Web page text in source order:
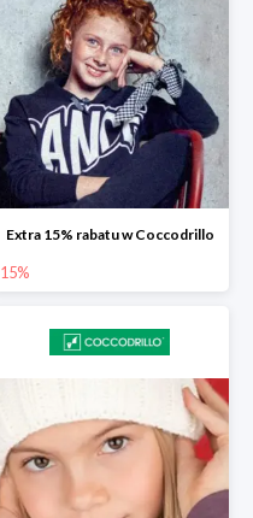
Extra 15% rabatu w Coccodrillo
15%